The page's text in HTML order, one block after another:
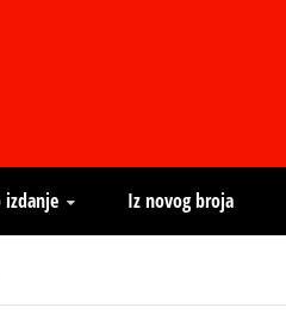
izdanje Iz novog broja